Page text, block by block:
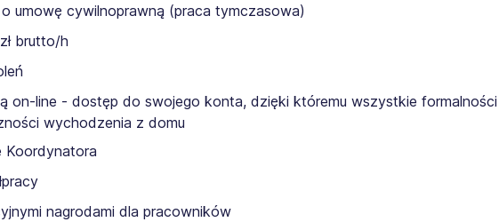
umowę cywilnoprawną (praca tymczasowa)
brutto/h
on-line - dostęp do swojego konta, dzięki któremu wszystkie formalności
wychodzenia z domu
Koordynatora
nagrodami dla pracowników